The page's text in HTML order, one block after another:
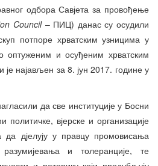
одбора Савјета за провођење
Council– ПИЦ) данас су осудили
потпоре хрватским узницима у
оптуженим и осуђеним хрватским
најављен за 8. јун 2017. године у
да све институције у Босни
политичке, вјерске и организације
да дјелују у правцу промовисања
и толеранције, те